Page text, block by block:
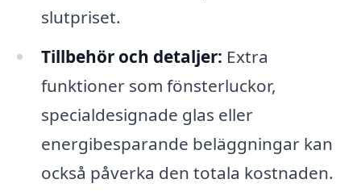
slutpriset.
Tillbehör och detaljer: Extra
funktioner som fönsterluckor,
specialdesignade glas eller
energibesparande beläggningar kan
också påverka den totala kostnaden.